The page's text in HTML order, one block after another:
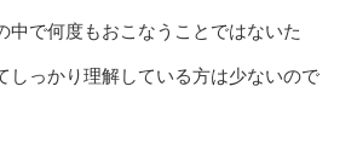
中で何度もおこなうことではないた
しっかり理解している方は少ないので